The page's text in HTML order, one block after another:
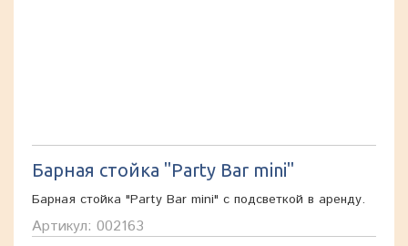
Барная стойка "Party Bar mini"
Барная стойка "Party Bar mini" с подсветкой в аренду.
Артикул: 002163